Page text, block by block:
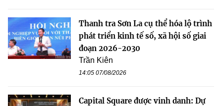
Thanh tra Sơn La cụ thể hóa lộ trình
phát triển kinh tế số, xã hội số giai
đoạn 2026-2030
Trần Kiên
14:05 07/08/2026
Capital Square được vinh danh: Dự